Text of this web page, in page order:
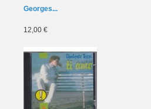
Georges...
12,00 €